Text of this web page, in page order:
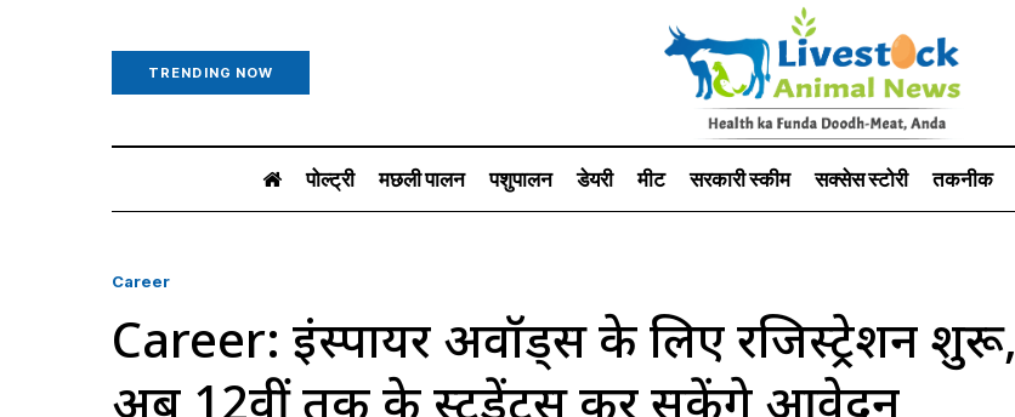
TRENDING NOW
पोल्ट्री मछली पालन पशुपालन डेयरी मीट सरकारी स्की‍म सक्सेस स्टो‍री तकनीक
Career
Career: इंस्पायर अवॉर्ड्स के लिए रजिस्ट्रेशन शुरू,
अब 12वीं तक के स्टूडेंट्स कर सकेंगे आवेदन